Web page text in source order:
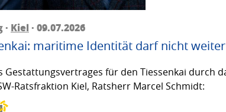
Kiel · 09.07.2026
maritime Identität darf nicht
Gestattungsvertrages für den Tiessenkai durch
Ratsfraktion Kiel, Ratsherr Marcel Schmidt: